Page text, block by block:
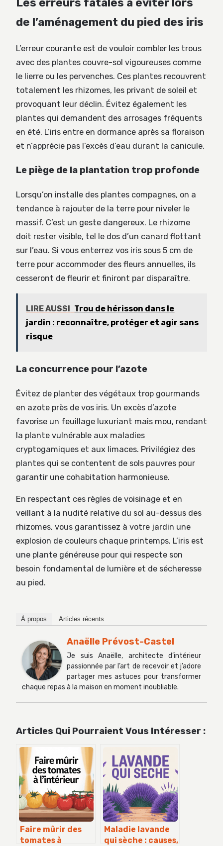
de l’aménagement du pied des iris
L’erreur courante est de vouloir combler les trous
avec des plantes couvre-sol vigoureuses comme
le lierre ou les pervenches. Ces plantes recouvrent
totalement les rhizomes, les privant de soleil et
provoquant leur déclin. Évitez également les
plantes qui demandent des arrosages fréquents
en été. L’iris entre en dormance après sa floraison
et n’apprécie pas l’excès d’eau durant la canicule.
Le piège de la plantation trop profonde
Lorsqu’on installe des plantes compagnes, on a
tendance à rajouter de la terre pour niveler le
massif. C’est un geste dangereux. Le rhizome
doit rester visible, tel le dos d’un canard flottant
sur l’eau. Si vous enterrez vos iris sous 5 cm de
terre pour accommoder des fleurs annuelles, ils
cesseront de fleurir et finiront par disparaître.
LIRE AUSSI Trou de hérisson dans le
jardin : reconnaître, protéger et agir sans
risque
La concurrence pour l’azote
Évitez de planter des végétaux trop gourmands
en azote près de vos iris. Un excès d’azote
favorise un feuillage luxuriant mais mou, rendant
la plante vulnérable aux maladies
cryptogamiques et aux limaces. Privilégiez des
plantes qui se contentent de sols pauvres pour
garantir une cohabitation harmonieuse.
En respectant ces règles de voisinage et en
veillant à la nudité relative du sol au-dessus des
rhizomes, vous garantissez à votre jardin une
explosion de couleurs chaque printemps. L’iris est
une plante généreuse pour qui respecte son
besoin fondamental de lumière et de sécheresse
au pied.
À propos Articles récents
Anaëlle Prévost-Castel
Je suis Anaëlle, architecte d’intérieur
passionnée par l’art de recevoir et j’adore
partager mes astuces pour transformer
chaque repas à la maison en moment inoubliable.
Articles Qui Pourraient Vous Intéresser :
Faire mûrir des
tomates à
Maladie lavande
qui sèche : causes,